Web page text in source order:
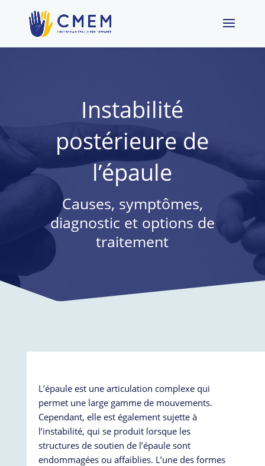
Instabilité
postérieure de
l’épaule
Causes, symptômes,
diagnostic et options de
traitement
L’épaule est une articulation complexe qui
permet une large gamme de mouvements.
Cependant, elle est également sujette à
l’instabilité, qui se produit lorsque les
structures de soutien de l’épaule sont
endommagées ou affaiblies. L’une des formes